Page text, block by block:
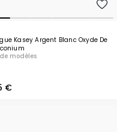
Kasey Argent Blanc Oxyde De
de modèles
€